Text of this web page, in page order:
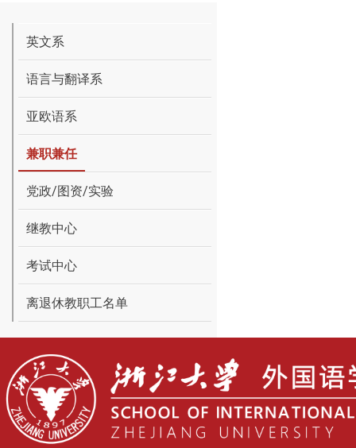
英文系
语言与翻译系
亚欧语系
兼职兼任
党政/图资/实验
继教中心
考试中心
离退休教职工名单